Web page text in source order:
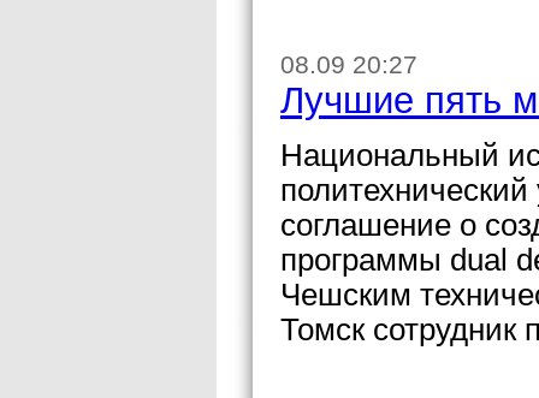
08.09 20:27
Лучшие пять
Национальный
соглашение о
программы dual
Чешским
Томск